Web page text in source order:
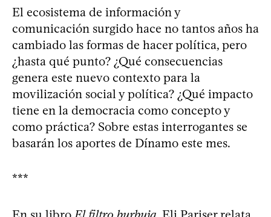
El ecosistema de información y
comunicación surgido hace no tantos años ha
cambiado las formas de hacer política, pero
¿hasta qué punto? ¿Qué consecuencias
genera este nuevo contexto para la
movilización social y política? ¿Qué impacto
tiene en la democracia como concepto y
como práctica? Sobre estas interrogantes se
basarán los aportes de Dínamo este mes.
***